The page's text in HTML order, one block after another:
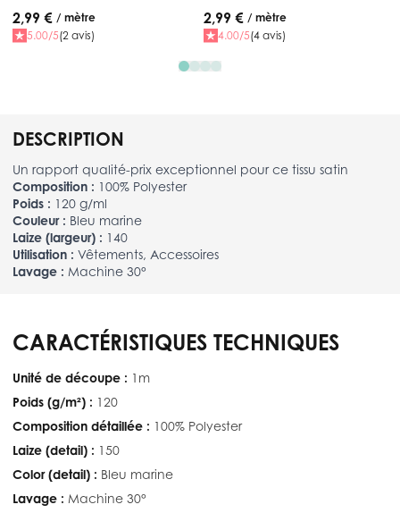
DESCRIPTION
Un rapport qualité-prix exceptionnel pour ce tissu satin
Composition : 100% Polyester
Poids : 120 g/ml
Couleur : Bleu marine
Laize (largeur) : 140
Utilisation : Vêtements, Accessoires
Lavage : Machine 30°
2,99 € / mètre
5.00/5(2 avis)
2,99 € / mètre
4.00/5(4 avis)
CARACTÉRISTIQUES TECHNIQUES
Unité de découpe : 1m
Poids (g/m²) : 120
Composition détaillée : 100% Polyester
Laize (detail) : 150
Color (detail) : Bleu marine
Lavage : Machine 30°